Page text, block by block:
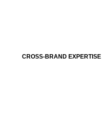
CROSS-BRAND EXPERTISE